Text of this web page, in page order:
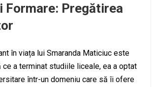
Formare: Pregătirea
în viața lui Smaranda Maticiuc este
ce a terminat studiile liceale, ea a optat
într-un domeniu care să îi ofere